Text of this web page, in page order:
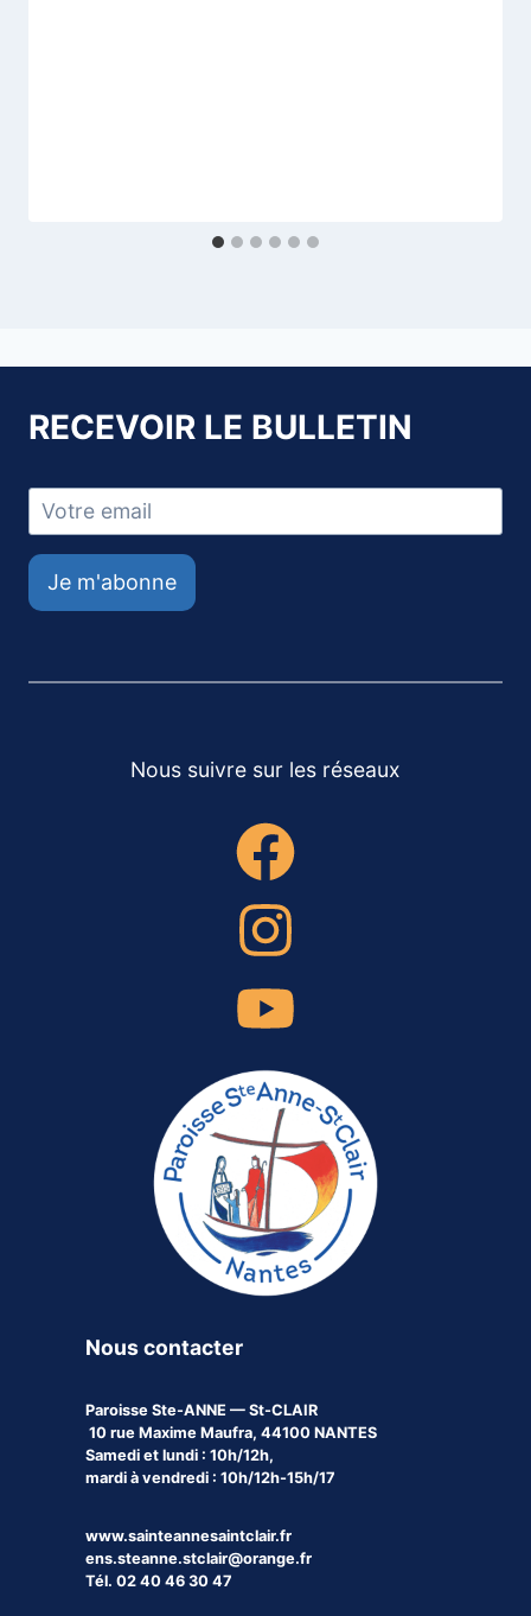
RECEVOIR LE BULLETIN
Je m'abonne
Nous suivre sur les réseaux
Nous contacter
Paroisse Ste-ANNE — St-CLAIR
10 rue Maxime Maufra, 44100 NANTES
Samedi et lundi : 10h/12h,
mardi à vendredi : 10h/12h-15h/17
www.sainteannesaintclair.fr
ens.steanne.stclair@orange.fr
Tél. 02 40 46 30 47